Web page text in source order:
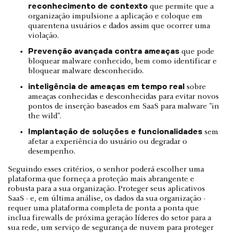
reconhecimento de contexto que permite que a
organização impulsione a aplicação e coloque em
quarentena usuários e dados assim que ocorrer uma
violação.
Prevenção avançada contra ameaças que pode
bloquear malware conhecido, bem como identificar e
bloquear malware desconhecido.
inteligência de ameaças em tempo real sobre
ameaças conhecidas e desconhecidas para evitar novos
pontos de inserção baseados em SaaS para malware "in
the wild".
Implantação de soluções e funcionalidades sem
afetar a experiência do usuário ou degradar o
desempenho.
Seguindo esses critérios, o senhor poderá escolher uma
plataforma que forneça a proteção mais abrangente e
robusta para a sua organização. Proteger seus aplicativos
SaaS - e, em última análise, os dados da sua organização -
requer uma plataforma completa de ponta a ponta que
inclua firewalls de próxima geração líderes do setor para a
sua rede, um serviço de segurança de nuvem para proteger